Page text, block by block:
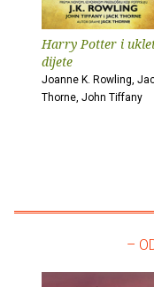
Harry Potter i
dijete
Joanne K. Rowling,
Thorne, John Tiffany
–